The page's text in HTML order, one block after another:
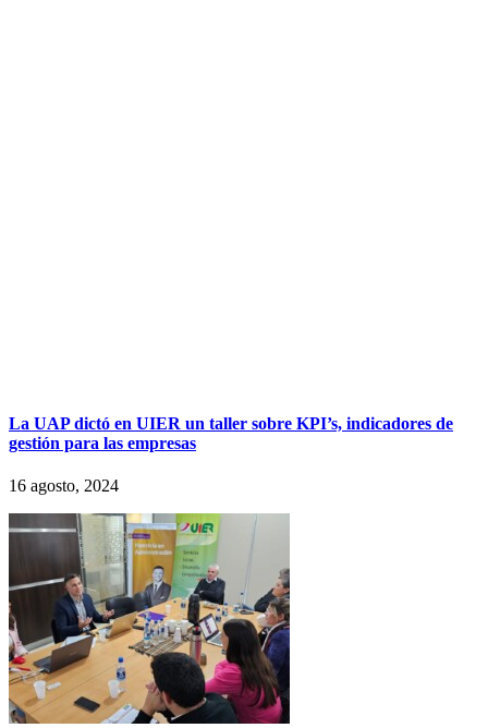
La UAP dictó en UIER un taller sobre KPI’s, indicadores de
gestión para las empresas
16 agosto, 2024